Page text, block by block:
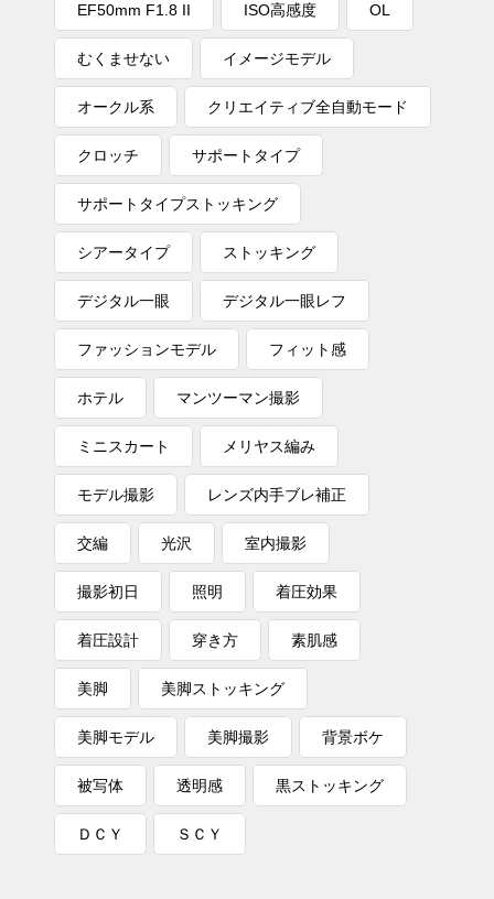
EF50mm F1.8 II ISO高感度 OL
むくませない イメージモデル
オークル系 クリエイティブ全自動モード
クロッチ サポートタイプ
サポートタイプストッキング
シアータイプ ストッキング
デジタル一眼 デジタル一眼レフ
ファッションモデル フィット感
ホテル マンツーマン撮影
ミニスカート メリヤス編み
モデル撮影 レンズ内手ブレ補正
交編 光沢 室内撮影
撮影初日 照明 着圧効果
着圧設計 穿き方 素肌感
美脚 美脚ストッキング
美脚モデル 美脚撮影 背景ボケ
被写体 透明感 黒ストッキング
ＤＣＹ ＳＣＹ